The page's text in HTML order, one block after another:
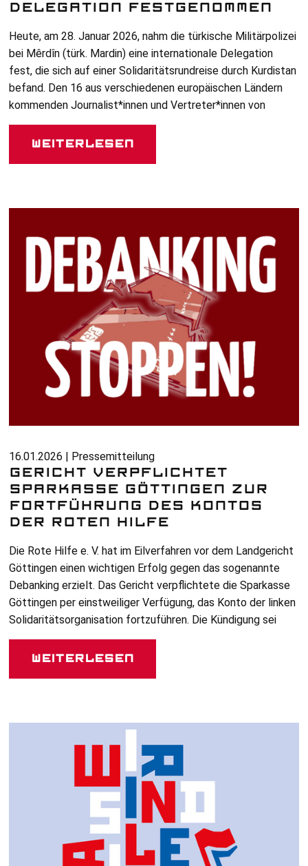
DELEGATION FESTGENOMMEN
Heute, am 28. Januar 2026, nahm die türkische Militärpolizei
bei Mêrdîn (türk. Mardin) eine internationale Delegation
fest, die sich auf einer Solidaritätsrundreise durch Kurdistan
befand. Den 16 aus verschiedenen europäischen Ländern
kommenden Journalist*innen und Vertreter*innen von
Weiterlesen
16.01.2026 | Pressemitteilung
GERICHT VERPFLICHTET
SPARKASSE GÖTTINGEN ZUR
FORTFÜHRUNG DES KONTOS
DER ROTEN HILFE
Die Rote Hilfee. V. hat im Eilverfahren vor dem Landgericht
Göttingen einen wichtigen Erfolg gegen das sogenannte
Debanking erzielt. Das Gericht verpflichtete die Sparkasse
Göttingen per einstweiliger Verfügung, das Konto der linken
Solidaritätsorganisation fortzuführen. Die Kündigung sei
Weiterlesen